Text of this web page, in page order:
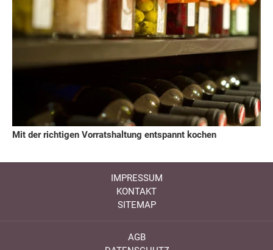
Mit der richtigen Vorratshaltung entspannt kochen
IMPRESSUM
KONTAKT
SITEMAP
AGB